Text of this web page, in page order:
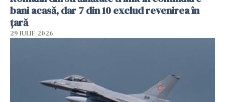
bani acasă, dar 7 din 10 exclud revenirea în
țară
29 IULIE 2026